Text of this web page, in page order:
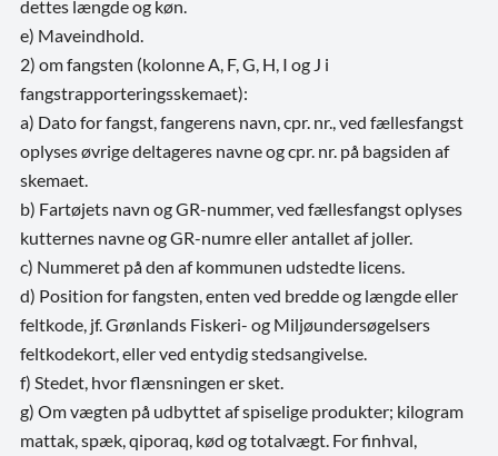
dettes længde og køn.
e) Maveindhold.
2) om fangsten (kolonne A, F, G, H, I og J i
fangstrapporteringsskemaet):
a) Dato for fangst, fangerens navn, cpr. nr., ved fællesfangst
oplyses øvrige deltageres navne og cpr. nr. på bagsiden af
skemaet.
b) Fartøjets navn og GR-nummer, ved fællesfangst oplyses
kutternes navne og GR-numre eller antallet af joller.
c) Nummeret på den af kommunen udstedte licens.
d) Position for fangsten, enten ved bredde og længde eller
feltkode, jf. Grønlands Fiskeri- og Miljøundersøgelsers
feltkodekort, eller ved entydig stedsangivelse.
f) Stedet, hvor flænsningen er sket.
g) Om vægten på udbyttet af spiselige produkter; kilogram
mattak, spæk, qiporaq, kød og totalvægt. For finhval,